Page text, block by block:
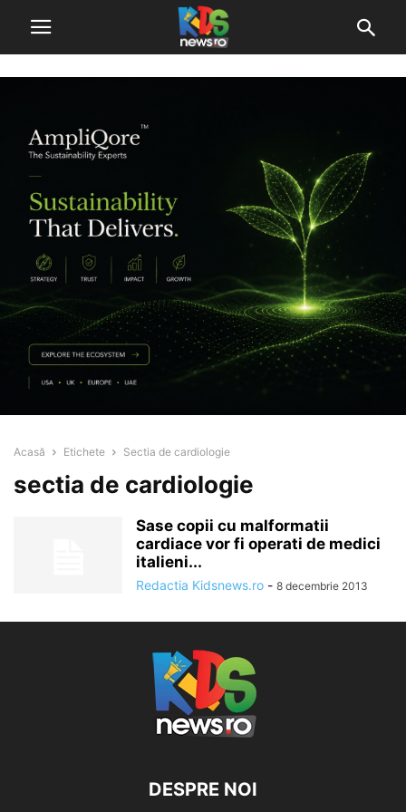
Acasă Etichete Sectia de cardiologie
sectia de cardiologie
Sase copii cu malformatii
cardiace vor fi operati de medici
italieni...
Redactia Kidsnews.ro - 8 decembrie 2013
DESPRE NOI